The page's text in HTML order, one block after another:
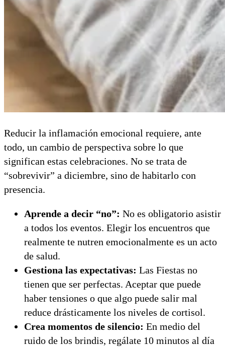
Reducir la inflamación emocional requiere, ante
todo, un cambio de perspectiva sobre lo que
significan estas celebraciones. No se trata de
“sobrevivir” a diciembre, sino de habitarlo con
presencia.
Aprende a decir “no”: No es obligatorio asistir
a todos los eventos. Elegir los encuentros que
realmente te nutren emocionalmente es un acto
de salud.
Gestiona las expectativas: Las Fiestas no
tienen que ser perfectas. Aceptar que puede
haber tensiones o que algo puede salir mal
reduce drásticamente los niveles de cortisol.
Crea momentos de silencio: En medio del
ruido de los brindis, regálate 10 minutos al día